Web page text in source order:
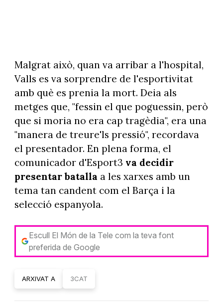
Malgrat això, quan va arribar a l'hospital,
Valls es va sorprendre de l'esportivitat
amb què es prenia la mort. Deia als
metges que, "fessin el que poguessin, però
que si moria no era cap tragèdia", era una
"manera de treure'ls pressió", recordava
el presentador. En plena forma, el
comunicador d'Esport3 va decidir
presentar batalla a les xarxes amb un
tema tan candent com el Barça i la
selecció espanyola.
Escull El Món de la Tele com la teva font
preferida de Google
ARXIVAT A 3CAT